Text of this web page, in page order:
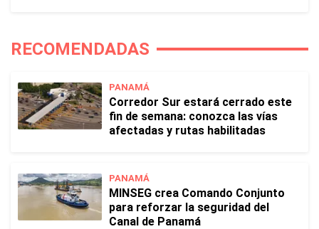
RECOMENDADAS
PANAMÁ
Corredor Sur estará cerrado este
fin de semana: conozca las vías
afectadas y rutas habilitadas
PANAMÁ
MINSEG crea Comando Conjunto
para reforzar la seguridad del
Canal de Panamá